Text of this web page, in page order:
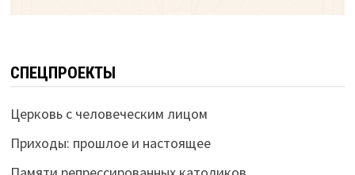
СПЕЦПРОЕКТЫ
Церковь с человеческим лицом
Приходы: прошлое и настоящее